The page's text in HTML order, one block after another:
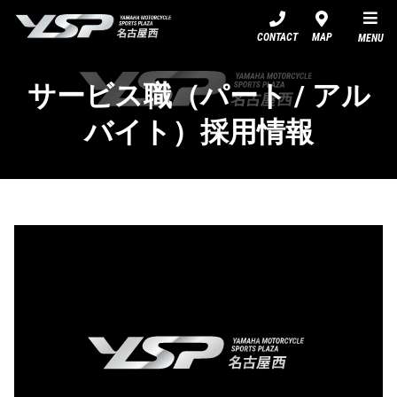
CONTACT MAP MENU
サービス職（パート / アル
バイト）採用情報